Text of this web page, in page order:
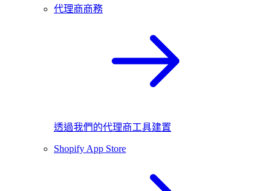
代理商商務
透過我們的代理商工具建置
Shopify App Store